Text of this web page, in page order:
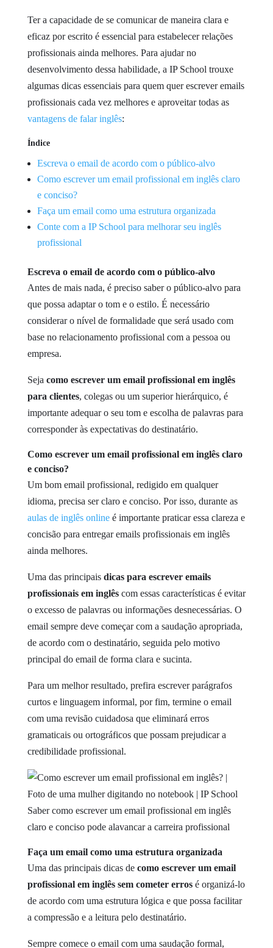
Ter a capacidade de se comunicar de maneira clara e
eficaz por escrito é essencial para estabelecer relações
profissionais ainda melhores. Para ajudar no
desenvolvimento dessa habilidade, a IP School trouxe
algumas dicas essenciais para quem quer escrever emails
profissionais cada vez melhores e aproveitar todas as
vantagens de falar inglês:
Índice
Escreva o email de acordo com o público-alvo
Como escrever um email profissional em inglês claro
e conciso?
Faça um email como uma estrutura organizada
Conte com a IP School para melhorar seu inglês
profissional
Escreva o email de acordo com o público-alvo
Antes de mais nada, é preciso saber o público-alvo para
que possa adaptar o tom e o estilo. É necessário
considerar o nível de formalidade que será usado com
base no relacionamento profissional com a pessoa ou
empresa.
Seja como escrever um email profissional em inglês
para clientes, colegas ou um superior hierárquico, é
importante adequar o seu tom e escolha de palavras para
corresponder às expectativas do destinatário.
Como escrever um email profissional em inglês claro
e conciso?
Um bom email profissional, redigido em qualquer
idioma, precisa ser claro e conciso. Por isso, durante as
aulas de inglês onlineé importante praticar essa clareza e
concisão para entregar emails profissionais em inglês
ainda melhores.
Uma das principais dicas para escrever emails
profissionais em inglêscom essas características é evitar
o excesso de palavras ou informações desnecessárias. O
email sempre deve começar com a saudação apropriada,
de acordo com o destinatário, seguida pelo motivo
principal do email de forma clara e sucinta.
Para um melhor resultado, prefira escrever parágrafos
curtos e linguagem informal, por fim, termine o email
com uma revisão cuidadosa que eliminará erros
gramaticais ou ortográficos que possam prejudicar a
credibilidade profissional.
Saber como escrever um email profissional em inglês
claro e conciso pode alavancar a carreira profissional
Faça um email como uma estrutura organizada
Uma das principais dicas de como escrever um email
profissional em inglês sem cometer errosé organizá-lo
de acordo com uma estrutura lógica e que possa facilitar
a compressão e a leitura pelo destinatário.
Sempre comece o email com uma saudação formal,